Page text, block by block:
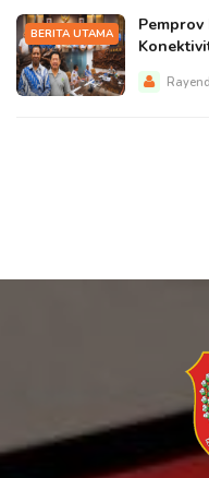
BERITA UTAMA
Pemprov